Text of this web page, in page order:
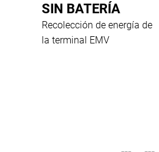
SIN BATERÍA
Recolección de energía de
la terminal EMV